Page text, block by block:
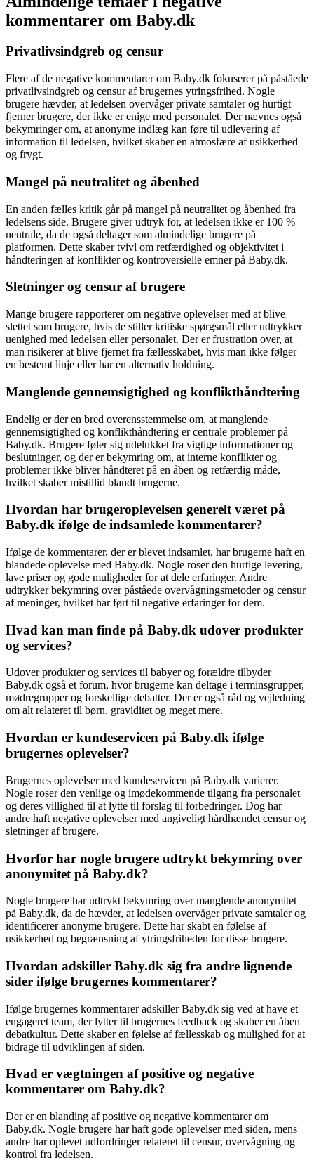
kommentarer om Baby.dk
Privatlivsindgreb og censur
Flere af de negative kommentarer om Baby.dk fokuserer på påståede
privatlivsindgreb og censur af brugernes ytringsfrihed. Nogle
brugere hævder, at ledelsen overvåger private samtaler og hurtigt
fjerner brugere, der ikke er enige med personalet. Der nævnes også
bekymringer om, at anonyme indlæg kan føre til udlevering af
information til ledelsen, hvilket skaber en atmosfære af usikkerhed
og frygt.
Mangel på neutralitet og åbenhed
En anden fælles kritik går på mangel på neutralitet og åbenhed fra
ledelsens side. Brugere giver udtryk for, at ledelsen ikke er 100 %
neutrale, da de også deltager som almindelige brugere på
platformen. Dette skaber tvivl om retfærdighed og objektivitet i
håndteringen af konflikter og kontroversielle emner på Baby.dk.
Sletninger og censur af brugere
Mange brugere rapporterer om negative oplevelser med at blive
slettet som brugere, hvis de stiller kritiske spørgsmål eller udtrykker
uenighed med ledelsen eller personalet. Der er frustration over, at
man risikerer at blive fjernet fra fællesskabet, hvis man ikke følger
en bestemt linje eller har en alternativ holdning.
Manglende gennemsigtighed og konflikthåndtering
Endelig er der en bred overensstemmelse om, at manglende
gennemsigtighed og konflikthåndtering er centrale problemer på
Baby.dk. Brugere føler sig udelukket fra vigtige informationer og
beslutninger, og der er bekymring om, at interne konflikter og
problemer ikke bliver håndteret på en åben og retfærdig måde,
hvilket skaber mistillid blandt brugerne.
Hvordan har brugeroplevelsen generelt været på
Baby.dk ifølge de indsamlede kommentarer?
Ifølge de kommentarer, der er blevet indsamlet, har brugerne haft en
blandede oplevelse med Baby.dk. Nogle roser den hurtige levering,
lave priser og gode muligheder for at dele erfaringer. Andre
udtrykker bekymring over påståede overvågningsmetoder og censur
af meninger, hvilket har ført til negative erfaringer for dem.
Hvad kan man finde på Baby.dk udover produkter
og services?
Udover produkter og services til babyer og forældre tilbyder
Baby.dk også et forum, hvor brugerne kan deltage i terminsgrupper,
mødregrupper og forskellige debatter. Der er også råd og vejledning
om alt relateret til børn, graviditet og meget mere.
Hvordan er kundeservicen på Baby.dk ifølge
brugernes oplevelser?
Brugernes oplevelser med kundeservicen på Baby.dk varierer.
Nogle roser den venlige og imødekommende tilgang fra personalet
og deres villighed til at lytte til forslag til forbedringer. Dog har
andre haft negative oplevelser med angiveligt hårdhændet censur og
sletninger af brugere.
Hvorfor har nogle brugere udtrykt bekymring over
anonymitet på Baby.dk?
Nogle brugere har udtrykt bekymring over manglende anonymitet
på Baby.dk, da de hævder, at ledelsen overvåger private samtaler og
identificerer anonyme brugere. Dette har skabt en følelse af
usikkerhed og begrænsning af ytringsfriheden for disse brugere.
Hvordan adskiller Baby.dk sig fra andre lignende
sider ifølge brugernes kommentarer?
Ifølge brugernes kommentarer adskiller Baby.dk sig ved at have et
engageret team, der lytter til brugernes feedback og skaber en åben
debatkultur. Dette skaber en følelse af fællesskab og mulighed for at
bidrage til udviklingen af siden.
Hvad er vægtningen af positive og negative
kommentarer om Baby.dk?
Der er en blanding af positive og negative kommentarer om
Baby.dk. Nogle brugere har haft gode oplevelser med siden, mens
andre har oplevet udfordringer relateret til censur, overvågning og
kontrol fra ledelsen.